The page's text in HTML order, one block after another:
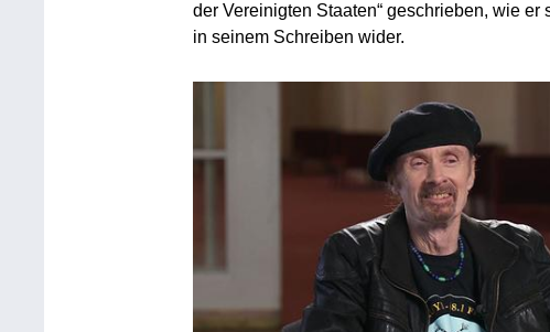
der Vereinigten Staaten“ geschrieben, wie
in seinem Schreiben wider.